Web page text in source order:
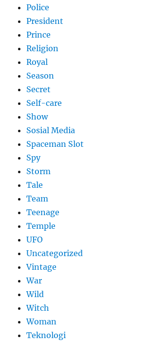
Police
President
Prince
Religion
Royal
Season
Secret
Self-care
Show
Sosial Media
Spaceman Slot
Spy
Storm
Tale
Team
Teenage
Temple
UFO
Uncategorized
Vintage
War
Wild
Witch
Woman
​Teknologi